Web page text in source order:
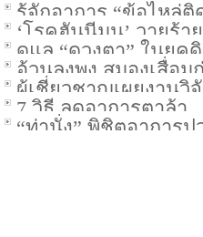
รู้จักอาการ “ข้อไหล่ติ
‘โรคฮันนีมูน’ วายร้า
ดูแล “ดวงตา” ในยุค
อ้วนลงพุง สมองเสื่อม
ผู้เชี่ยวชาญเผยงานวิ
อาหารสำคัญในนมแ
7 วิธี ลดอาการตาล้า
“ท่านั่ง” พิชิตอาการป